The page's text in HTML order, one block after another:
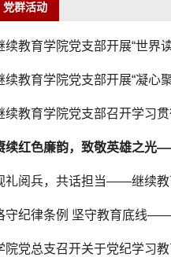
党群活动
续教育学院党支部开展“世界
续教育学院党支部开展“凝心
续教育学院党支部召开学习
续红色廉韵，致敬英雄之光
礼阅兵，共话担当——继续教
守纪律条例 坚守教育底线
院党总支召开关于党纪学习